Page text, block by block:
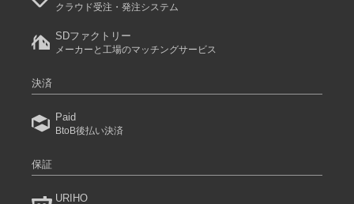
クラウド受注・発注システム
SDファクトリー
メーカーと工場のマッチングサービス
決済
Paid
BtoB後払い決済
保証
URIHO